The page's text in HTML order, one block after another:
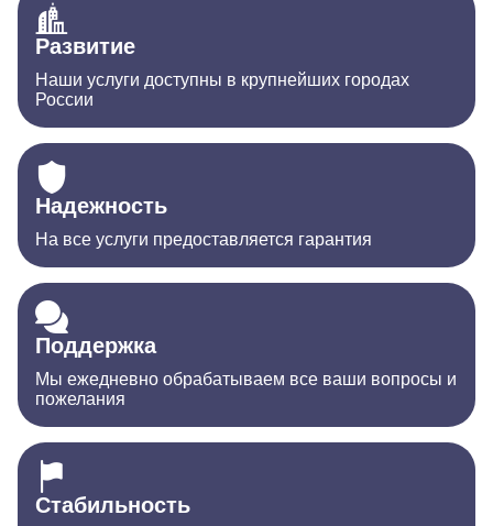
Развитие
Наши услуги доступны в крупнейших городах
России
Надежность
На все услуги предоставляется гарантия
Поддержка
Мы ежедневно обрабатываем все ваши вопросы и
пожелания
Стабильность